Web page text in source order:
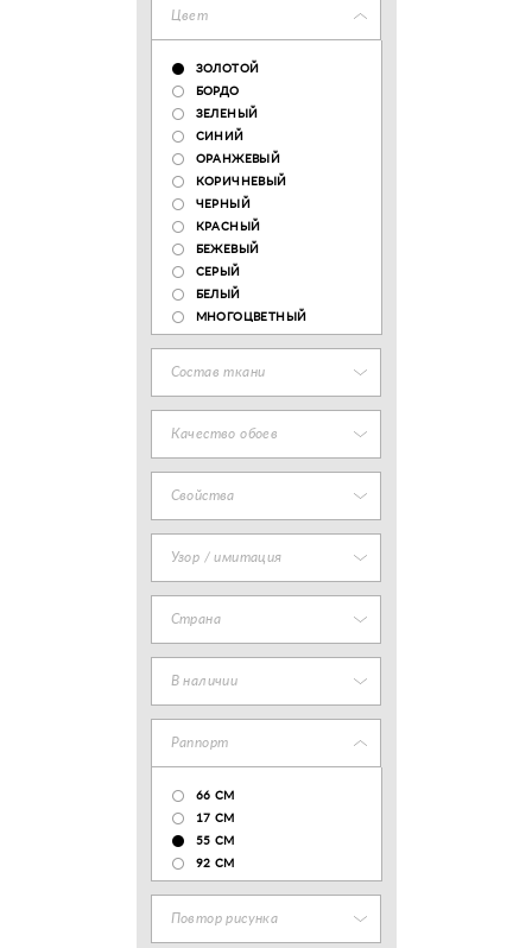
Цвет
ЗОЛОТОЙ
БОРДО
ЗЕЛЕНЫЙ
СИНИЙ
ОРАНЖЕВЫЙ
КОРИЧНЕВЫЙ
ЧЕРНЫЙ
КРАСНЫЙ
БЕЖЕВЫЙ
СЕРЫЙ
БЕЛЫЙ
МНОГОЦВЕТНЫЙ
Состав ткани
Качество обоев
Свойства
Узор / имитация
Страна
В наличии
Раппорт
66 СМ
17 CM
55 СМ
92 СМ
Повтор рисунка